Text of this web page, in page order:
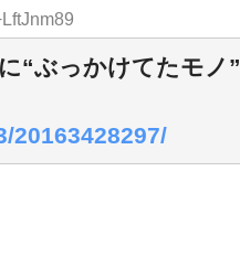
“ぶっかけてたモ
20163428297/